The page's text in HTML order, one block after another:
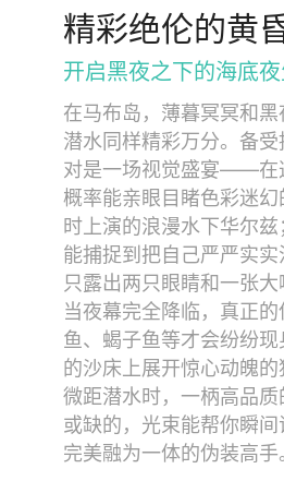
精彩绝伦的黄
开启黑夜之下的海底
在马布岛，薄暮冥冥和
潜水同样精彩万分。备
对是一场视觉盛宴——在
概率能亲眼目睹色彩迷
时上演的浪漫水下华尔
能捕捉到把自己严严实实
只露出两只眼睛和一张
当夜幕完全降临，真正
鱼、蝎子鱼等才会纷纷
的沙床上展开惊心动魄
微距潜水时，一柄高品
或缺的，光束能帮你瞬
完美融为一体的伪装高手